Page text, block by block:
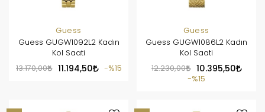
Guess
Guess GUGW1092L2 Kadın
Kol Saati
13.170,00
11.194,50 %15
Guess
Guess GUGW1086L2 Kadın
Kol Saati
12.230,00
10.395,50
%15